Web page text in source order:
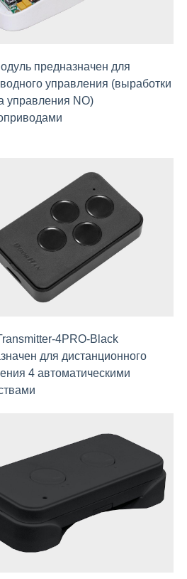
предназначен для
управления (выработки
управления NO)
4PRO-Black
для дистанционного
4 автомaтическими